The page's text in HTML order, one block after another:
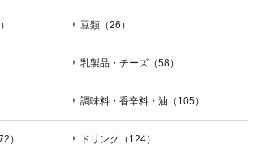
豆類（26）
乳製品・チーズ（58）
調味料・香辛料・油（105）
） ドリンク（124）